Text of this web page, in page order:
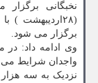
نخبگانی
(۲۸اردیبهشت )
برگزار می شود.
وی ادامه داد: در
واجدان شرایط می